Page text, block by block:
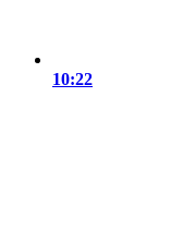
10:22